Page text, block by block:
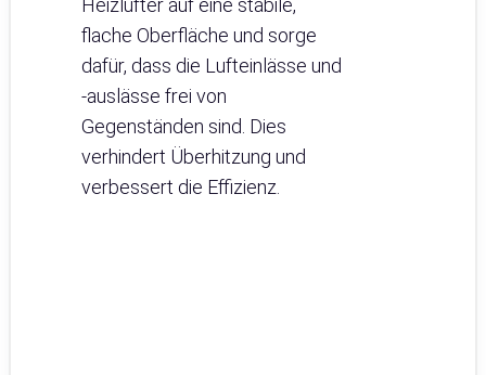
flache Oberfläche und sorge
dafür, dass die Lufteinlässe und
-auslässe frei von
Gegenständen sind. Dies
verhindert Überhitzung und
verbessert die Effizienz.